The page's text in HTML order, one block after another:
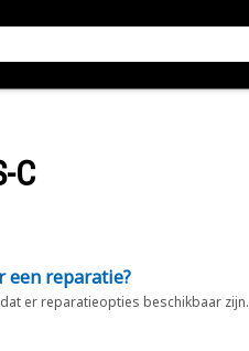
C
een reparatie?
er reparatieopties beschikbaar zijn.